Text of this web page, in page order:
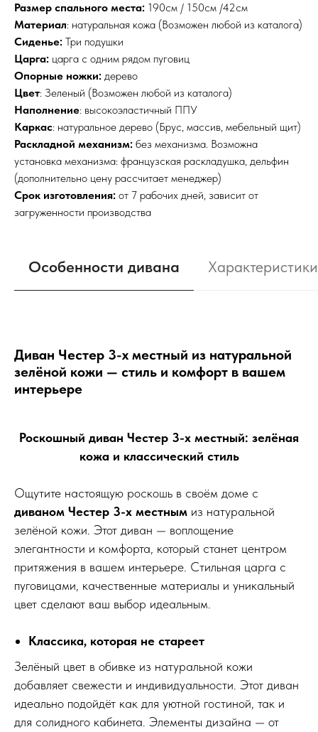
Размер спального места: 190см / 150см /42см
Материал: натуральная кожа (Возможен любой из каталога)
Сиденье: Три подушки
Царга: царга с одним рядом пуговиц
Опорные ножки: дерево
Цвет: Зеленый (Возможен любой из каталога)
Наполнение: высокоэластичный ППУ
Каркас: натуральное дерево (Брус, массив, мебельный щит)
Раскладной механизм: без механизма. Возможна
установка механизма: французская раскладушка, дельфин
(дополнительно цену рассчитает менеджер)
Срок изготовления: от 7 рабочих дней, зависит от
загруженности производства
Особенности дивана Характеристики
Диван Честер 3-х местный из натуральной
зелёной кожи — стиль и комфорт в вашем
интерьере
Роскошный диван Честер 3-х местный: зелёная
кожа и классический стиль
Ощутите настоящую роскошь в своём доме с
диваном Честер 3-х местным из натуральной
зелёной кожи. Этот диван — воплощение
элегантности и комфорта, который станет центром
притяжения в вашем интерьере. Стильная царга с
пуговицами, качественные материалы и уникальный
цвет сделают ваш выбор идеальным.
Классика, которая не стареет
Зелёный цвет в обивке из натуральной кожи
добавляет свежести и индивидуальности. Этот диван
идеально подойдёт как для уютной гостиной, так и
для солидного кабинета. Элементы дизайна — от